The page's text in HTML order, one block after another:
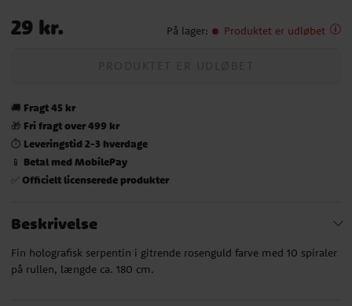
Pris: 29 kr.
29 kr. På lager: Produktet er udløbet
🚚 Fragt 45 kr
🎁 Fri fragt over 499 kr
⏱️ Leveringstid 2-3 hverdage
📱 Betal med MobilePay
✅ Officielt licenserede produkter
Beskrivelse
Fin holografisk serpentin i gitrende rosenguld farve med 10 spiraler
på rullen, længde ca. 180 cm.